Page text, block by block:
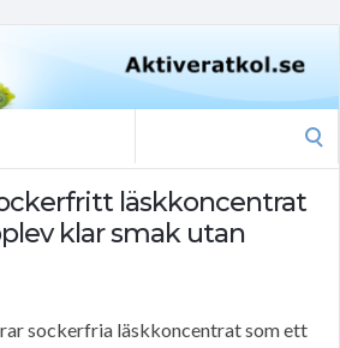
läskkoncentrat
klar smak utan
sockerfria läskkoncentrat som ett